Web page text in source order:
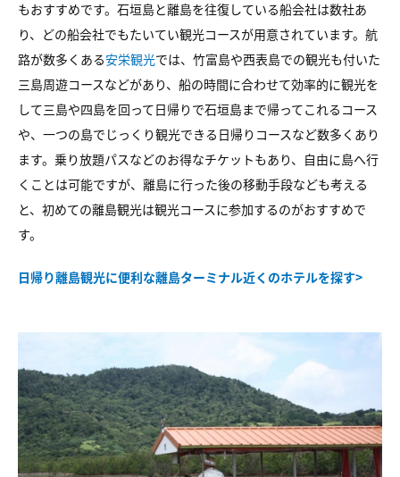
もおすすめです。石垣島と離島を往復している船会社は数社あ
り、どの船会社でもたいてい観光コースが用意されています。航
路が数多くある安栄観光では、竹富島や西表島での観光も付いた
三島周遊コースなどがあり、船の時間に合わせて効率的に観光を
して三島や四島を回って日帰りで石垣島まで帰ってこれるコース
や、一つの島でじっくり観光できる日帰りコースなど数多くあり
ます。乗り放題パスなどのお得なチケットもあり、自由に島へ行
くことは可能ですが、離島に行った後の移動手段なども考える
と、初めての離島観光は観光コースに参加するのがおすすめで
す。
日帰り離島観光に便利な離島ターミナル近くのホテルを探す>